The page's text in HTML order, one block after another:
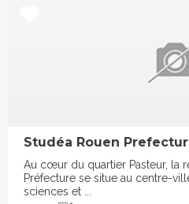
Studéa Rouen
Au cœur du quartier Pasteur, la
Préfecture se situe au centre-
sciences et ...